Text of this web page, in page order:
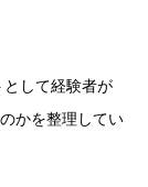
して経験者が
かを整理してい